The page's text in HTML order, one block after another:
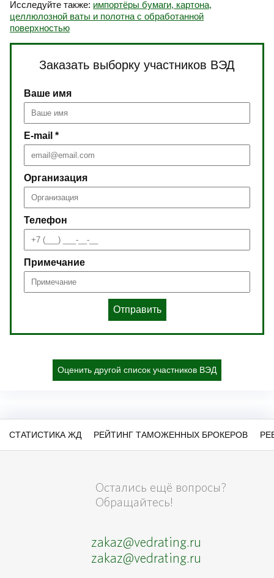
Исследуйте также: импортёры бумаги, картона,
целлюлозной ваты и полотна с обработанной
поверхностью
Заказать выборку участников ВЭД
Ваше имя
E-mail *
Организация
Телефон
Примечание
Отправить
Оценить другой список участников ВЭД
СТАТИСТИКА ЖД РЕЙТИНГ ТАМОЖЕННЫХ БРОКЕРОВ
Остались ещё вопросы?
Обращайтесь!
zakaz@vedrating.ru
zakaz@vedrating.ru